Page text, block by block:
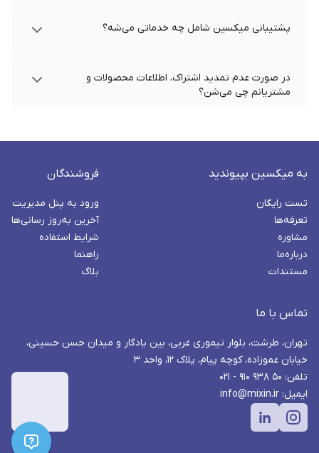
پشتیبانی میکسین شامل چه خدماتی می‌شه؟
در صورت عدم تمدید اشتراک، اطلاعات محصولات و
مشتریانم چی می‌شن؟
به میکسین بپیوندید
تست رایگان
تعرفه‌ها
مشاوره
درباره‌ما
مستندات
فروشندگان
ورود به پنل مدیریت
آخرین به‌روز رسانی‌ها
شرایط استفاده
راهنما
بلاگ
تماس با ما
تهران، طرشت، بلوار تیموری غربی، بین یادگار و میدان حسن حسینی،
خیابان عموزاده، کوچه پیام، پلاک ۱۲، واحد ۳
تلفن: ۵۰ ۹۳۸ ۹۱۰ - ۰۲۱
ایمیل: info@mixin.ir